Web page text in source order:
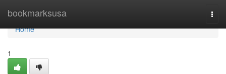
bookmarksusa
Home
Home
1